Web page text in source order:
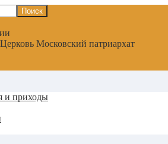
Московский патриархат
и приходы